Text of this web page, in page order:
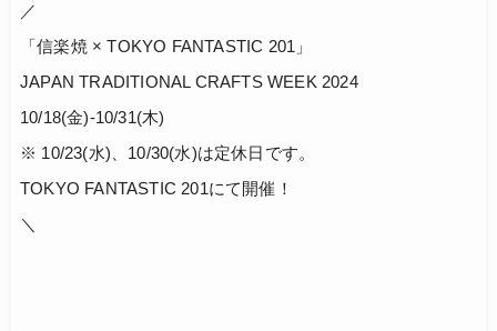
／
「信楽焼 × TOKYO FANTASTIC 201」
JAPAN TRADITIONAL CRAFTS WEEK 2024
10/18(金)-10/31(木)
※ 10/23(水)、10/30(水)は定休日です。
TOKYO FANTASTIC 201にて開催！
＼